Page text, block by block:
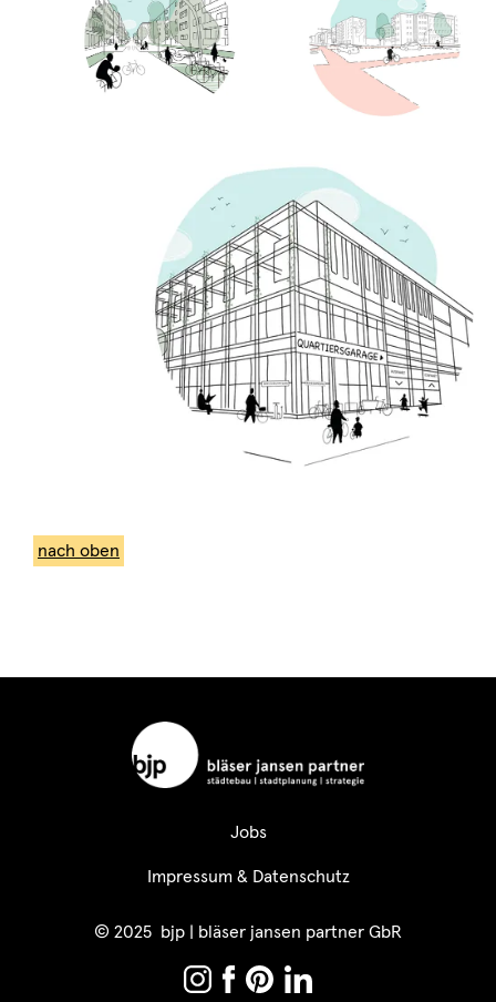
nach oben
Jobs
Impressum & Datenschutz
© 2025 bjp | bläser jansen partner GbR